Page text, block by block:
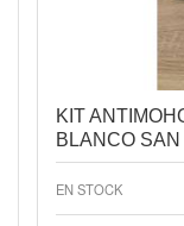
KIT
BLANCO
EN STOCK